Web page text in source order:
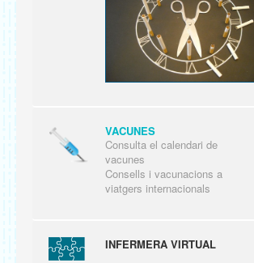
VACUNES
Consulta el calendari de
vacunes
Consells i vacunacions a
viatgers internacionals
INFERMERA VIRTUAL